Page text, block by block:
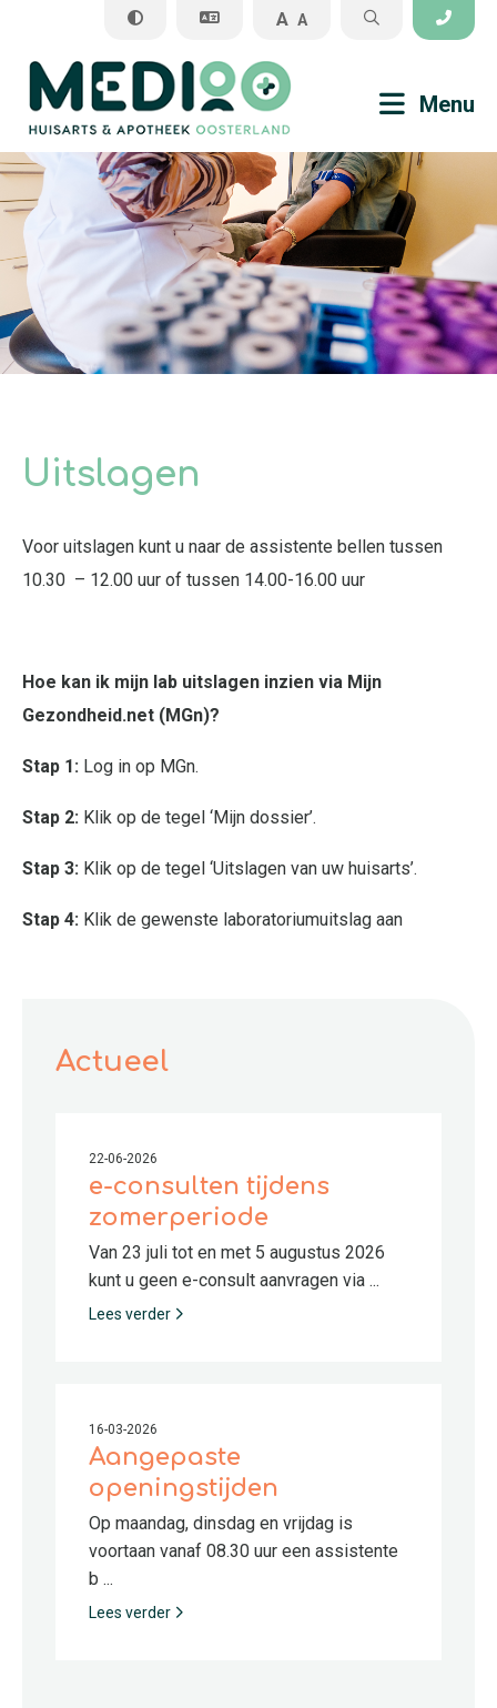
Praktijkinformatie
Veel gestelde vragen
Medisch
Algemene informatie
A A
Menu
Uitslagen
Voor uitslagen kunt u naar de assistente bellen tussen
10.30 – 12.00 uur of tussen 14.00-16.00 uur
Hoe kan ik mijn lab uitslagen inzien via Mijn
Gezondheid.net (MGn)?
Stap 1: Log in op MGn.
Stap 2: Klik op de tegel ‘Mijn dossier’.
Stap 3: Klik op de tegel ‘Uitslagen van uw huisarts’.
Stap 4: Klik de gewenste laboratoriumuitslag aan
Actueel
22-06-2026
e-consulten tijdens
zomerperiode
Van 23 juli tot en met 5 augustus 2026
kunt u geen e-consult aanvragen via ...
Lees verder
16-03-2026
Aangepaste
openingstijden
Op maandag, dinsdag en vrijdag is
voortaan vanaf 08.30 uur een assistente
b ...
Lees verder